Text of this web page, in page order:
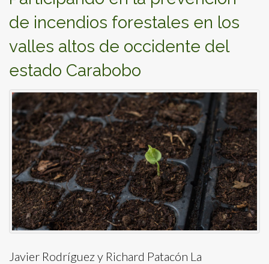
de incendios forestales en los
valles altos de occidente del
estado Carabobo
Javier Rodríguez y Richard Patacón La